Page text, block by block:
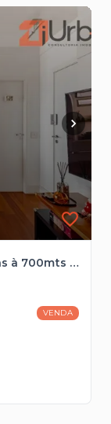
Apartamento à venda 89m², 2 vagas à 700mts do Metrô Vila Madalena
VENDA